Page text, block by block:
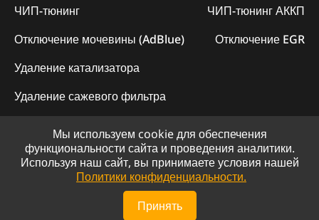
ЧИП-тюнинг
ЧИП-тюнинг АККП
Отключение мочевины (AdBlue)
Отключение EGR
Удаление катализатора
Удаление сажевого фильтра
© 2023 - Официальный сайт "ChipLogic"
Политика конфиденциальности
Сайт разработан компанией DS-ART
Мы используем cookie для обеспечения
функциональности сайта и проведения аналитики.
Используя наш сайт, вы принимаете условия нашей
Политики конфиденциальности.
Принять